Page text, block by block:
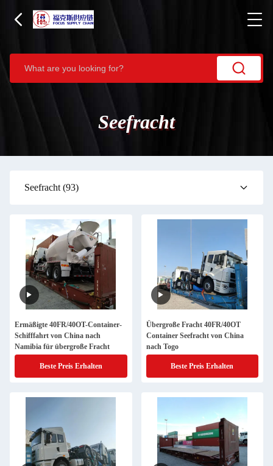
Seefracht
Seefracht (93)
Ermäßigte 40FR/40OT-Container-
Schifffahrt von China nach
Namibia für übergroße Fracht
Beste Preis Erhalten
Übergroße Fracht 40FR/40OT
Container Seefracht von China
nach Togo
Beste Preis Erhalten